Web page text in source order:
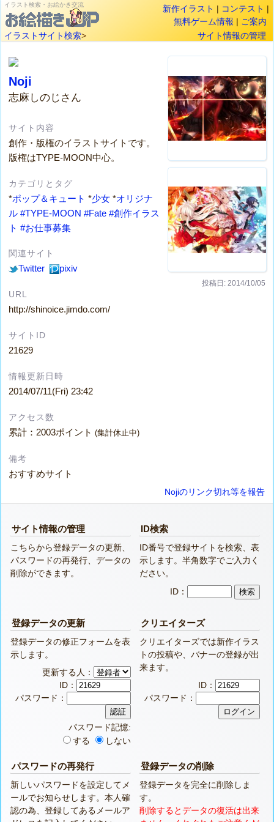
イラスト検索・お絵かき交流 新作イラスト | コンテスト |
無料ゲーム情報 | ご案内
イラストサイト検索> サイト情報の管理
投稿日: 2014/10/05
Noji
志麻しのじさん
サイト内容
創作・版権のイラストサイトです。
版権はTYPE-MOON中心。
カテゴリとタグ
*ポップ＆キュート *少女 *オリジナ
ル #TYPE-MOON #Fate #創作イラス
ト #お仕事募集
関連サイト
Twitter pixiv
URL
http://shinoice.jimdo.com/
サイトID
21629
情報更新日時
2014/07/11(Fri) 23:42
アクセス数
累計：2003ポイント(集計休止中)
備考
おすすめサイト
Nojiのリンク切れ等を報告
サイト情報の管理
こちらから登録データの更新、
パスワードの再発行、データの
削除ができます。
ID検索
ID番号で登録サイトを検索、表
示します。半角数字でご入力く
ださい。
ID：
登録データの更新
登録データの修正フォームを表
示します。
更新する人：
ID：
パスワード：
パスワード記憶:
する
しない
クリエイターズ
クリエイターズでは新作イラス
トの投稿や、バナーの登録が出
来ます。
ID：
パスワード：
パスワードの再発行
新しいパスワードを設定してメ
ールでお知らせします。本人確
認の為、登録してあるメールア
登録データの削除
登録データを完全に削除しま
す。
削除するとデータの復活は出来